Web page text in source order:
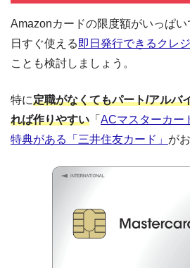
Amazonカードの限度額がいっぱ
日すぐ使える即日発行できるクレ
ことも検討しましょう。
特に定職がなくてもパート/アルバ
れば作りやすい 「 ACマスターカー
特典がある「三井住友カード」 が